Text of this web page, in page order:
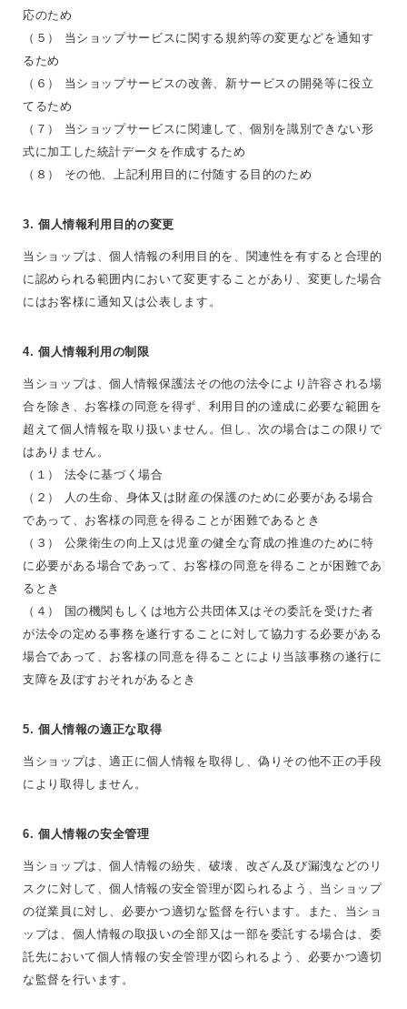
応のため
（５） 当ショップサービスに関する規約等の変更などを通知す
るため
（６） 当ショップサービスの改善、新サービスの開発等に役立
てるため
（７） 当ショップサービスに関連して、個別を識別できない形
式に加工した統計データを作成するため
（８） その他、上記利用目的に付随する目的のため
3. 個人情報利用目的の変更
当ショップは、個人情報の利用目的を、関連性を有すると合理的
に認められる範囲内において変更することがあり、変更した場合
にはお客様に通知又は公表します。
4. 個人情報利用の制限
当ショップは、個人情報保護法その他の法令により許容される場
合を除き、お客様の同意を得ず、利用目的の達成に必要な範囲を
超えて個人情報を取り扱いません。但し、次の場合はこの限りで
はありません。
（１） 法令に基づく場合
（２） 人の生命、身体又は財産の保護のために必要がある場合
であって、お客様の同意を得ることが困難であるとき
（３） 公衆衛生の向上又は児童の健全な育成の推進のために特
に必要がある場合であって、お客様の同意を得ることが困難であ
るとき
（４） 国の機関もしくは地方公共団体又はその委託を受けた者
が法令の定める事務を遂行することに対して協力する必要がある
場合であって、お客様の同意を得ることにより当該事務の遂行に
支障を及ぼすおそれがあるとき
5. 個人情報の適正な取得
当ショップは、適正に個人情報を取得し、偽りその他不正の手段
により取得しません。
6. 個人情報の安全管理
当ショップは、個人情報の紛失、破壊、改ざん及び漏洩などのリ
スクに対して、個人情報の安全管理が図られるよう、当ショップ
の従業員に対し、必要かつ適切な監督を行います。また、当ショ
ップは、個人情報の取扱いの全部又は一部を委託する場合は、委
託先において個人情報の安全管理が図られるよう、必要かつ適切
な監督を行います。